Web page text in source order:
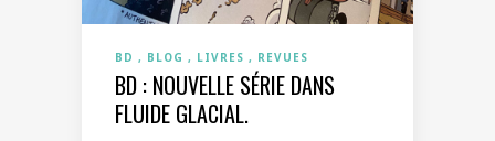
BD BLOG LIVRES REVUES
BD : NOUVELLE SÉRIE DANS
FLUIDE GLACIAL.